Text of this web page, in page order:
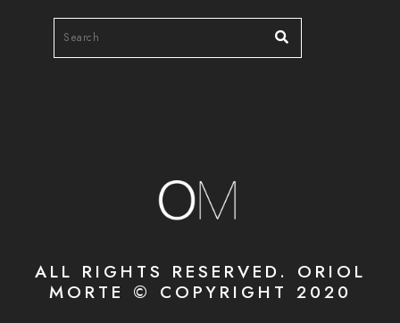
ALL RIGHTS RESERVED. ORIOL
MORTE © COPYRIGHT 2020